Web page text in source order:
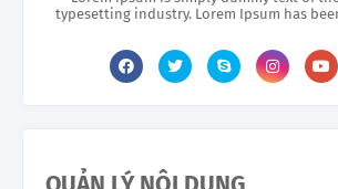
typesetting industry. Lorem Ipsum has